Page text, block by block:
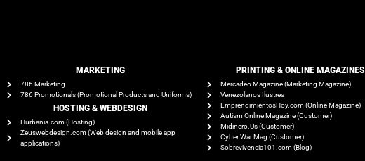
MARKETING
786 Marketing
786 Promotionals (Promotional Products and Uniforms)
HOSTING & WEBDESIGN
Hurbania.com (Hosting)
Zeuswebdesign.com (Web design and mobile app
applications)
PRINTING & ONLINE MAGAZINES
Mercadeo Magazine (Marketing Magazine)
Venezolanos Ilustres
EmprendimientosHoy.com (Online Magazine)
Autism Online Magazine (Customer)
Midinero.Us (Customer)
Cyber War Mag (Customer)
Sobrevivencia101.com (Blog)